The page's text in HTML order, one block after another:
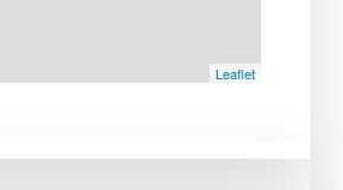
Leaflet